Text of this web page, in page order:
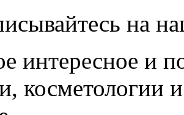
на
интересное и
косметологии